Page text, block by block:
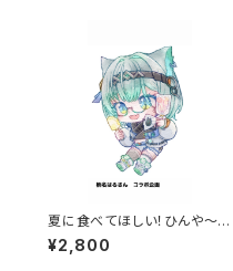
夏に食べてほしい！ひんや～り
和菓子セット
¥2,800